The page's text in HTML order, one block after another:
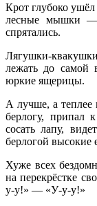
Крот глубоко
лесные мышки —
спрятались.
Лягушки-
лежать до самой
юркие ящерицы.
А лучше, а теплее
берлогу,
сосать лапу,
берлогой высокие
Хуже всех
на перекрёстке
у-у!» — «У-у-у!»